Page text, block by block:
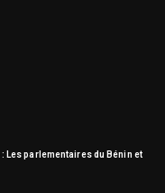
Les parlementaires du Bénin et